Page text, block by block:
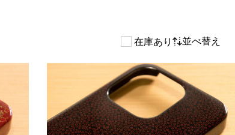
並べ替え
在庫あり